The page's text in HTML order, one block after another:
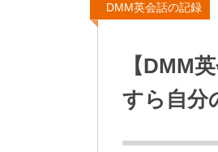
DMM英会話の記録
【DMM
すら自分